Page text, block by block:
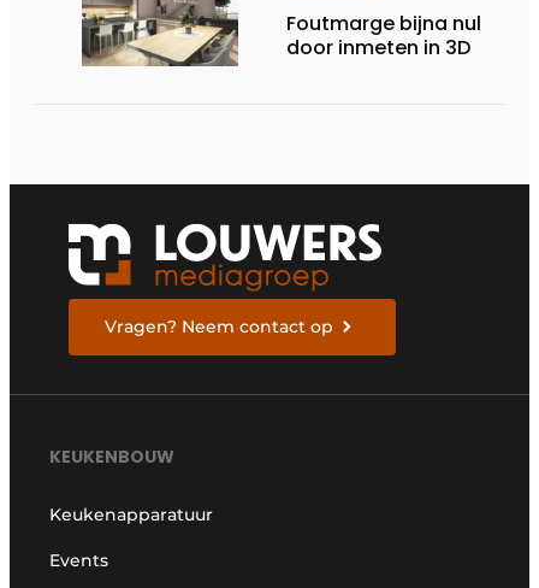
Foutmarge bijna nul
door inmeten in 3D
Vragen? Neem contact op
KEUKENBOUW
Keukenapparatuur
Events